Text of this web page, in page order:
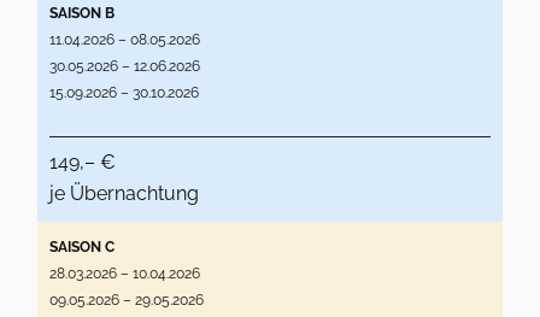
SAISON B
11.04.2026 – 08.05.2026
30.05.2026 – 12.06.2026
15.09.2026 – 30.10.2026
149,– €
je Übernachtung
SAISON C
28.03.2026 – 10.04.2026
09.05.2026 – 29.05.2026